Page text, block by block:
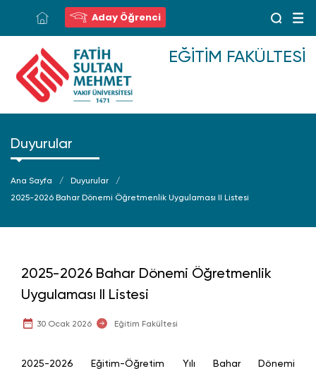
Aday Öğrenci
EĞITIM FAKÜLTESI
Duyurular
Ana Sayfa
Duyurular
2025-2026 Bahar Dönemi Öğretmenlik Uygulaması II Listesi
2025-2026 Bahar Dönemi Öğretmenlik
Uygulaması II Listesi
30 Ocak 2026 Eğitim Fakültesi
2025-2026 Eğitim-Öğretim Yılı Bahar Dönemi